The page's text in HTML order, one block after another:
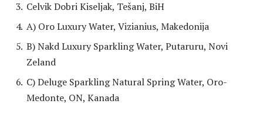
Celvik Dobri Kiseljak, Tešanj, BiH
A) Oro Luxury Water, Vizianius, Makedonija
B) Nakd Luxury Sparkling Water, Putaruru, Novi
Zeland
C) Deluge Sparkling Natural Spring Water, Oro-
Medonte, ON, Kanada